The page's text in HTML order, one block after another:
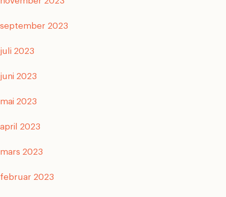
september 2023
juli 2023
juni 2023
mai 2023
april 2023
mars 2023
februar 2023